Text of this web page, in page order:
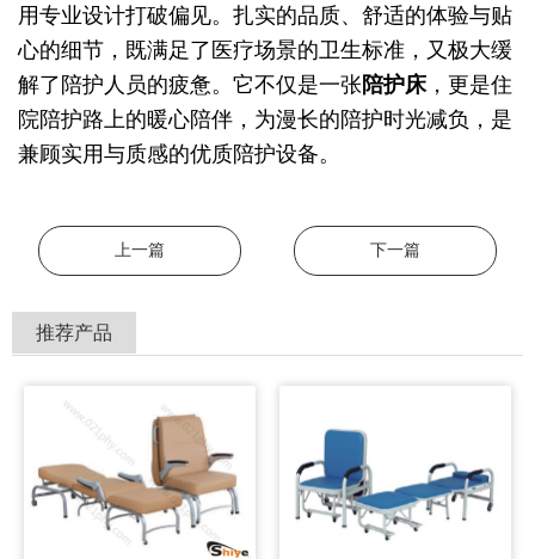
用专业设计打破偏见。扎实的品质、舒适的体验与贴
心的细节，既满足了医疗场景的卫生标准，又极大缓
解了陪护人员的疲惫。它不仅是一张 陪护床，更是住
院陪护路上的暖心陪伴，为漫长的陪护时光减负，是
兼顾实用与质感的优质陪护设备。
上一篇 下一篇
推荐产品